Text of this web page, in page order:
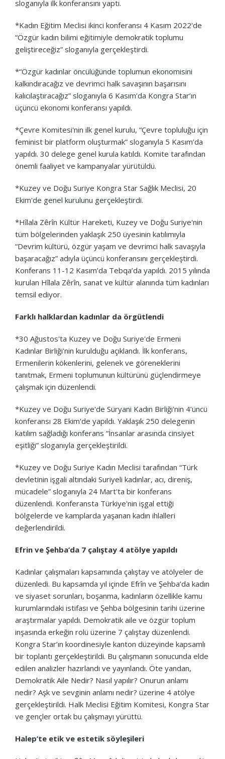
sloganıyla ilk konferansını yaptı.
*Kadın Eğitim Meclisi ikinci konferansı 4 Kasım 2022'de
“Özgür kadın bilimi eğitimiyle demokratik toplumu
geliştireceğiz” sloganıyla gerçekleştirdi.
*“Özgür kadınlar öncülüğünde toplumun ekonomisini
kalkındıracağız ve devrimci halk savaşının başarısını
kalıcılaştıracağız” sloganıyla 6 Kasım’da Kongra Star’ın
üçüncü ekonomi konferansı yapıldı.
*Çevre Komitesi'nin ilk genel kurulu, “Çevre topluluğu için
feminist bir platform oluşturmak” sloganıyla 5 Kasım’da
yapıldı. 30 delege genel kurula katıldı. Komite tarafından
önemli faaliyet ve kampanyalar yürütüldü.
*Kuzey ve Doğu Suriye Kongra Star Sağlık Meclisi, 20
Ekim'de genel kurulunu gerçekleştirdi.
*Hîlala Zêrîn Kültür Hareketi, Kuzey ve Doğu Suriye'nin
tüm bölgelerinden yaklaşık 250 üyesinin katılımıyla
“Devrim kültürü, özgür yaşam ve devrimci halk savaşıyla
başaracağız” adıyla üçüncü konferansını gerçekleştirdi.
Konferans 11-12 Kasım’da Tebqa’da yapıldı. 2015 yılında
kurulan Hîlala Zêrîn, sanat ve kültür alanında tüm kadınları
temsil ediyor.
Farklı halklardan kadınlar da örgütlendi
*30 Ağustos'ta Kuzey ve Doğu Suriye'de Ermeni
Kadınlar Birliği'nin kurulduğu açıklandı. İlk konferans,
Ermenilerin kökenlerini, gelenek ve göreneklerini
tanıtmak, Ermeni toplumunun kültürünü güçlendirmeye
çalışmak için düzenlendi.
*Kuzey ve Doğu Suriye'de Süryani Kadın Birliği'nin 4’üncü
konferansı 28 Ekim'de yapıldı. Yaklaşık 250 delegenin
katılım sağladığı konferans “İnsanlar arasında cinsiyet
eşitliği” sloganıyla gerçekleştirildi.
*Kuzey ve Doğu Suriye Kadın Meclisi tarafından “Türk
devletinin işgali altındaki Suriyeli kadınlar, acı, direniş,
mücadele” sloganıyla 24 Mart'ta bir konferans
düzenlendi. Konferansta Türkiye'nin işgal ettiği
bölgelerde ve kamplarda yaşanan kadın ihlalleri
değerlendirildi.
Efrin ve Şehba’da 7 çalıştay 4 atölye yapıldı
Kadınlar çalışmaları kapsamında çalıştay ve atölyeler de
düzenledi. Bu kapsamda yıl içinde Efrîn ve Şehba’da kadın
ve siyaset sorunları, boşanma, kadınların özellikle kamu
kurumlarındaki istifası ve Şehba bölgesinin tarihi üzerine
araştırmalar yapıldı. Demokratik aile ve özgür toplum
inşasında erkeğin rolü üzerine 7 çalıştay düzenlendi.
Kongra Star’ın koordinesiyle kanton düzeyinde kapsamlı
bir toplantı gerçekleştirildi. Bu çalışmanın sonucunda elde
edilen analizler hazırlandı ve yayınlandı. Öte yandan,
Demokratik Aile Nedir? Nasıl yapılır? Onurun anlamı
nedir? Aşk ve sevginin anlamı nedir? üzerine 4 atölye
gerçekleştirildi. Halk Meclisi Eğitim Komitesi, Kongra Star
ve gençler ortak bu çalışmayı yürüttü.
Halep’te etik ve estetik söyleşileri